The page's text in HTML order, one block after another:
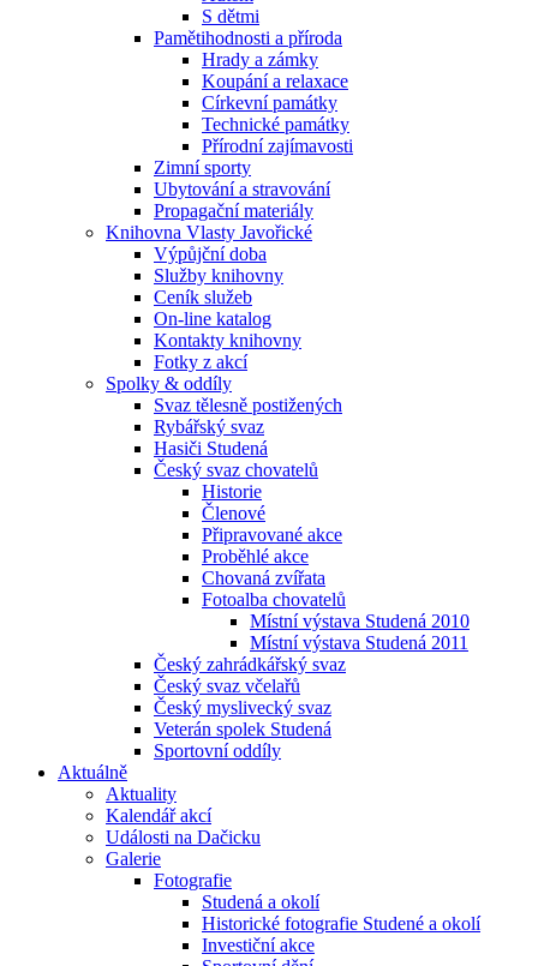
S dětmi
Pamětihodnosti a příroda
Hrady a zámky
Koupání a relaxace
Církevní památky
Technické památky
Přírodní zajímavosti
Zimní sporty
Ubytování a stravování
Propagační materiály
Knihovna Vlasty Javořické
Výpůjční doba
Služby knihovny
Ceník služeb
On-line katalog
Kontakty knihovny
Fotky z akcí
Spolky & oddíly
Svaz tělesně postižených
Rybářský svaz
Hasiči Studená
Český svaz chovatelů
Historie
Členové
Připravované akce
Proběhlé akce
Chovaná zvířata
Fotoalba chovatelů
Místní výstava Studená 2010
Místní výstava Studená 2011
Český zahrádkářský svaz
Český svaz včelařů
Český myslivecký svaz
Veterán spolek Studená
Sportovní oddíly
Aktuálně
Aktuality
Kalendář akcí
Události na Dačicku
Galerie
Fotografie
Studená a okolí
Historické fotografie Studené a okolí
Investiční akce